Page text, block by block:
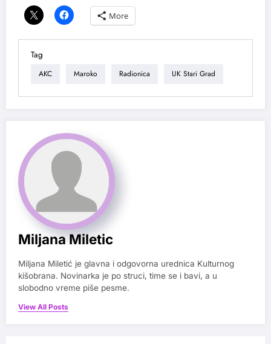
More
Tag
AKC Maroko Radionica UK Stari Grad
Miljana Miletic
Miljana Miletić je glavna i odgovorna urednica Kulturnog
kišobrana. Novinarka je po struci, time se i bavi, a u
slobodno vreme piše pesme.
View All Posts